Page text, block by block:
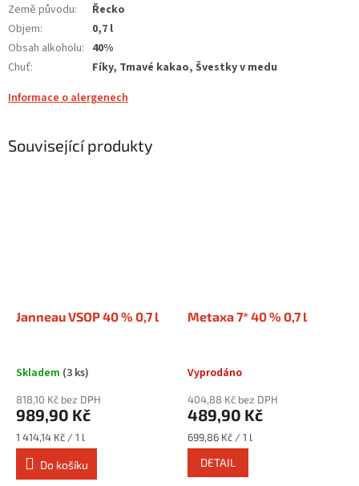
Země původu:
Řecko
Objem:
0,7 l
Obsah alkoholu: 40%
Chuť:
Fíky, Tmavé kakao, Švestky v medu
Informace o alergenech
Související produkty
Janneau VSOP 40 % 0,7 l
Skladem (3 ks)
818,10 Kč bez DPH
989,90 Kč
Měrná
cena:
1 414,14 Kč / 1 l
Do košíku
Metaxa 7* 40 % 0,7 l
Vyprodáno
404,88 Kč bez DPH
489,90 Kč
Měrná
cena:
699,86 Kč / 1 l
DETAIL